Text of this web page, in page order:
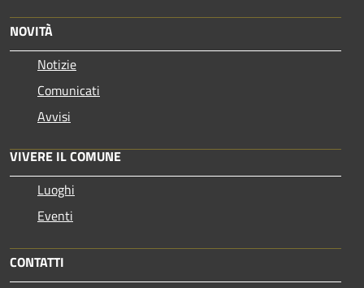
NOVITÀ
Notizie
Comunicati
Avvisi
VIVERE IL COMUNE
Luoghi
Eventi
CONTATTI